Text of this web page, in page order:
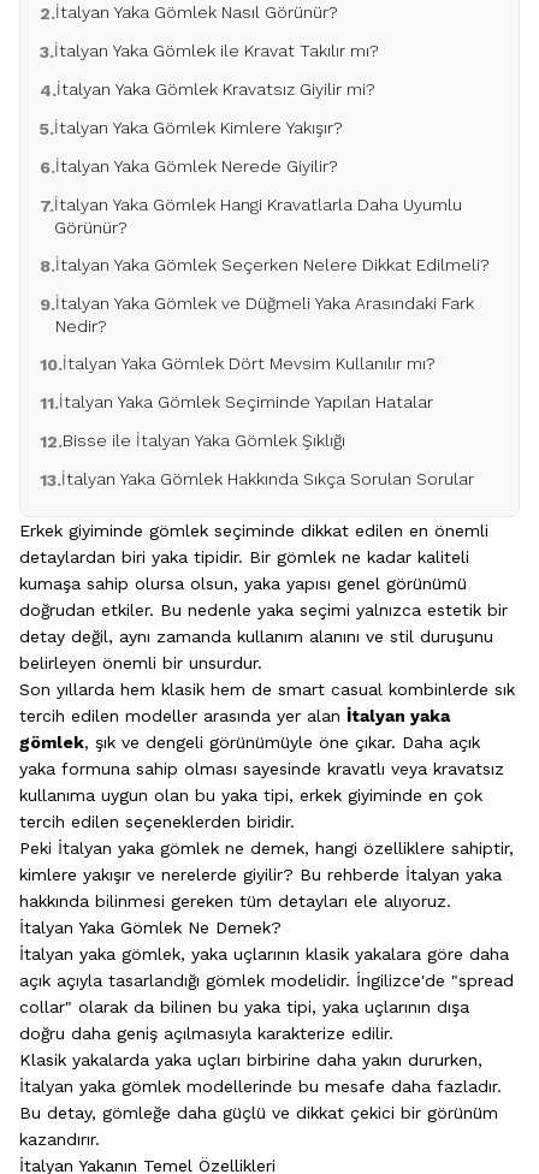
2.İtalyan Yaka Gömlek Nasıl Görünür?
3.İtalyan Yaka Gömlek ile Kravat Takılır mı?
4.İtalyan Yaka Gömlek Kravatsız Giyilir mi?
5.İtalyan Yaka Gömlek Kimlere Yakışır?
6.İtalyan Yaka Gömlek Nerede Giyilir?
7.İtalyan Yaka Gömlek Hangi Kravatlarla Daha Uyumlu
Görünür?
8.İtalyan Yaka Gömlek Seçerken Nelere Dikkat Edilmeli?
9.İtalyan Yaka Gömlek ve Düğmeli Yaka Arasındaki Fark
Nedir?
10.İtalyan Yaka Gömlek Dört Mevsim Kullanılır mı?
11.İtalyan Yaka Gömlek Seçiminde Yapılan Hatalar
12.Bisse ile İtalyan Yaka Gömlek Şıklığı
13.İtalyan Yaka Gömlek Hakkında Sıkça Sorulan Sorular
Erkek giyiminde gömlek seçiminde dikkat edilen en önemli
detaylardan biri yaka tipidir. Bir gömlek ne kadar kaliteli
kumaşa sahip olursa olsun, yaka yapısı genel görünümü
doğrudan etkiler. Bu nedenle yaka seçimi yalnızca estetik bir
detay değil, aynı zamanda kullanım alanını ve stil duruşunu
belirleyen önemli bir unsurdur.
Son yıllarda hem klasik hem de smart casual kombinlerde sık
tercih edilen modeller arasında yer alan İtalyan yaka
gömlek, şık ve dengeli görünümüyle öne çıkar. Daha açık
yaka formuna sahip olması sayesinde kravatlı veya kravatsız
kullanıma uygun olan bu yaka tipi, erkek giyiminde en çok
tercih edilen seçeneklerden biridir.
Peki İtalyan yaka gömlek ne demek, hangi özelliklere sahiptir,
kimlere yakışır ve nerelerde giyilir? Bu rehberde İtalyan yaka
hakkında bilinmesi gereken tüm detayları ele alıyoruz.
İtalyan Yaka Gömlek Ne Demek?
İtalyan yaka gömlek, yaka uçlarının klasik yakalara göre daha
açık açıyla tasarlandığı gömlek modelidir. İngilizce'de "spread
collar" olarak da bilinen bu yaka tipi, yaka uçlarının dışa
doğru daha geniş açılmasıyla karakterize edilir.
Klasik yakalarda yaka uçları birbirine daha yakın dururken,
İtalyan yaka gömlek modellerinde bu mesafe daha fazladır.
Bu detay, gömleğe daha güçlü ve dikkat çekici bir görünüm
kazandırır.
İtalyan Yakanın Temel Özellikleri